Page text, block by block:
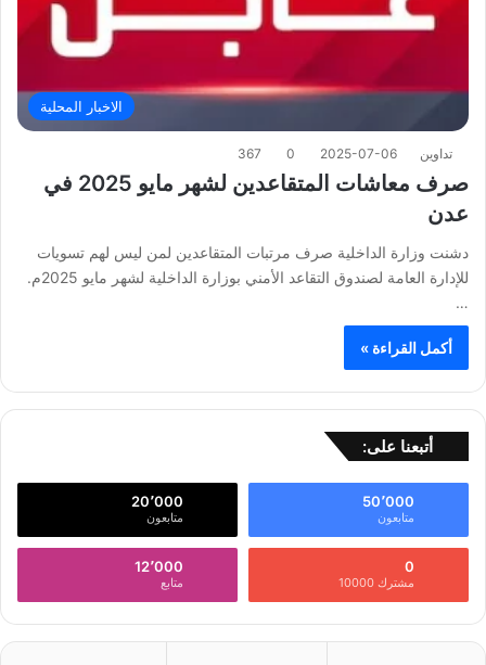
الاخبار المحلية
تداوين 2025-07-06
0
367
صرف معاشات المتقاعدين لشهر مايو 2025 في
عدن
دشنت وزارة الداخلية صرف مرتبات المتقاعدين لمن ليس لهم تسويات
للإدارة العامة لصندوق التقاعد الأمني بوزارة الداخلية لشهر مايو 2025م.
…
أكمل القراءة »
أتبعنا على:
50٬000
متابعون
20٬000
متابعون
0
مشترك 10000
12٬000
متابع